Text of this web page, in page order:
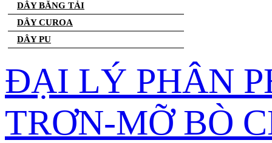
DÂY BĂNG TẢI
DÂY CUROA
DÂY PU
ĐẠI LÝ PHÂN
TRƠN-MỠ BÒ